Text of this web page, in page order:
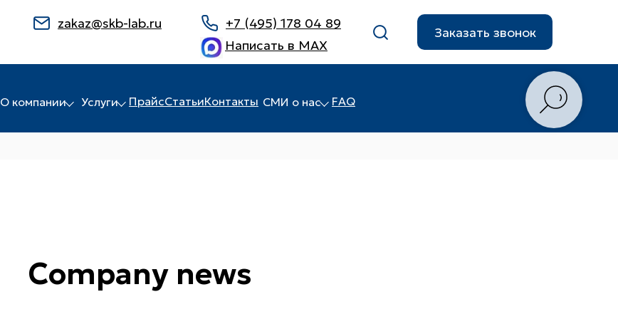
Написать в MAX
zakaz@skb-lab.ru +7 (495) 178 04 89
Заказать звонок
О компании Услуги ПрайсСтатьиКонтакты СМИ о нас FAQ
Company news